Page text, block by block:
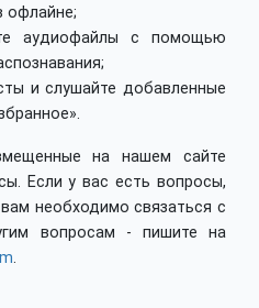
офлайне;
аудиофайлы с помощью
и слушайте добавленные
на нашем сайте
Если у вас есть вопросы,
необходимо связаться с
вопросам - пишите на
.